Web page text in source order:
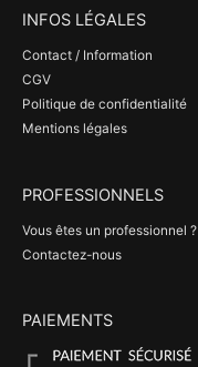
INFOS LÉGALES
Contact / Information
CGV
Politique de confidentialité
Mentions légales
PROFESSIONNELS
Vous êtes un professionnel ?
Contactez-nous
PAIEMENTS